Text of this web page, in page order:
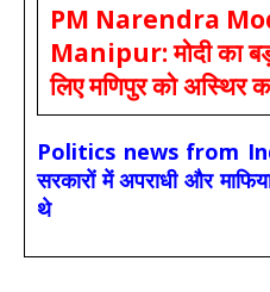
PM Narendra
Manipur: मोदी का
लिए मणिपुर को अस्थिर
Politics news from
सरकारों में अपराधी और
थे